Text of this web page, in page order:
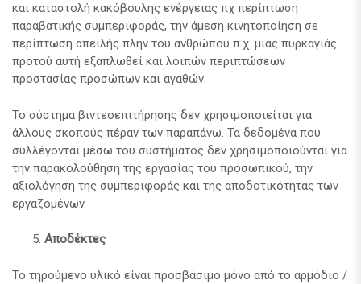
και καταστολή κακόβουλης ενέργειας πχ περίπτωση
παραβατικής συμπεριφοράς, την άμεση κινητοποίηση σε
περίπτωση απειλής πλην του ανθρώπου π.χ. μιας πυρκαγιάς
προτού αυτή εξαπλωθεί και λοιπών περιπτώσεων
προστασίας προσώπων και αγαθών.
Το σύστημα βιντεοεπιτήρησης δεν χρησιμοποιείται για
άλλους σκοπούς πέραν των παραπάνω. Τα δεδομένα που
συλλέγονται μέσω του συστήματος δεν χρησιμοποιούνται για
την παρακολούθηση της εργασίας του προσωπικού, την
αξιολόγηση της συμπεριφοράς και της αποδοτικότητας των
εργαζομένων
Αποδέκτες
Το τηρούμενο υλικό είναι προσβάσιμο μόνο από το αρμόδιο /